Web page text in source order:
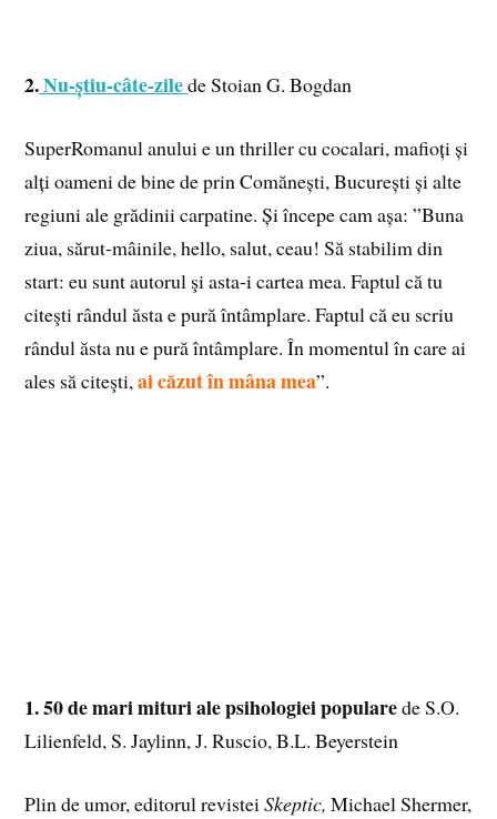
2.Nu-știu-câte-zilede Stoian G. Bogdan
SuperRomanul anului e un thriller cu cocalari, mafioți și
alți oameni de bine de prin Comănești, București și alte
regiuni ale grădinii carpatine. Și începe cam așa: ”Buna
ziua, sărut-mâinile, hello, salut, ceau! Să stabilim din
start: eu sunt autorul şi asta-i cartea mea. Faptul că tu
citeşti rândul ăsta e pură întâmplare. Faptul că eu scriu
rândul ăsta nu e pură întâmplare. În momentul în care ai
ales să citeşti,ai căzut în mâna mea”.
1. 50 de mari mituri ale psihologiei popularedeS.O.
Lilienfeld, S. Jaylinn, J. Ruscio, B.L. Beyerstein
Plin de umor, editorul revisteiSkeptic,Michael Shermer,